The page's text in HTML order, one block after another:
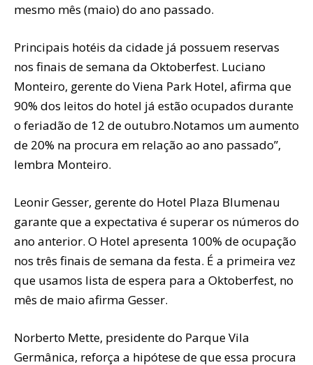
mesmo mês (maio) do ano passado.
Principais hotéis da cidade já possuem reservas
nos finais de semana da Oktoberfest. Luciano
Monteiro, gerente do Viena Park Hotel, afirma que
90% dos leitos do hotel já estão ocupados durante
o feriadão de 12 de outubro.Notamos um aumento
de 20% na procura em relação ao ano passado”,
lembra Monteiro.
Leonir Gesser, gerente do Hotel Plaza Blumenau
garante que a expectativa é superar os números do
ano anterior. O Hotel apresenta 100% de ocupação
nos três finais de semana da festa. É a primeira vez
que usamos lista de espera para a Oktoberfest, no
mês de maio afirma Gesser.
Norberto Mette, presidente do Parque Vila
Germânica, reforça a hipótese de que essa procura